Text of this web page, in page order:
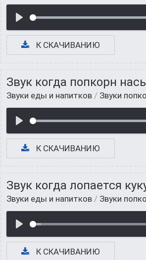
К СКАЧИВАНИЮ
Звук когда попкорн
Звуки еды и напитков / Звуки
К СКАЧИВАНИЮ
Звук когда лопается
Звуки еды и напитков / Звуки
К СКАЧИВАНИЮ